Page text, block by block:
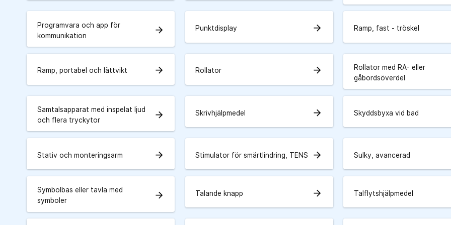
Programvara och app för
kommunikation
arrow_forward Punktdisplay arrow_forward Ramp, fast - tröskel
Ramp, portabel och lättvikt arrow_forward Rollator arrow_forward
Rollator med RA- eller
gåbordsöverdel
Samtalsapparat med inspelat ljud
och flera tryckytor
arrow_forward Skrivhjälpmedel arrow_forward Skyddsbyxa vid bad
Stativ och monteringsarm arrow_forward Stimulator för smärtlindring, TENS arrow_forward Sulky, avancerad
Symbolbas eller tavla med
symboler
arrow_forward Talande knapp arrow_forward Talflytshjälpmedel